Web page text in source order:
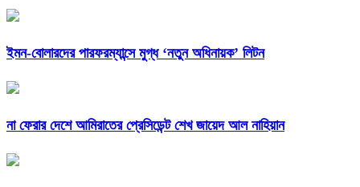
ইমন-বোলারদের পারফরম্যান্সে মুগ্ধ ‘নতুন অধিনায়ক’ লিটন
না ফেরার দেশে আমিরাতের প্রেসিডেন্ট শেখ জায়েদ আল নাহিয়ান